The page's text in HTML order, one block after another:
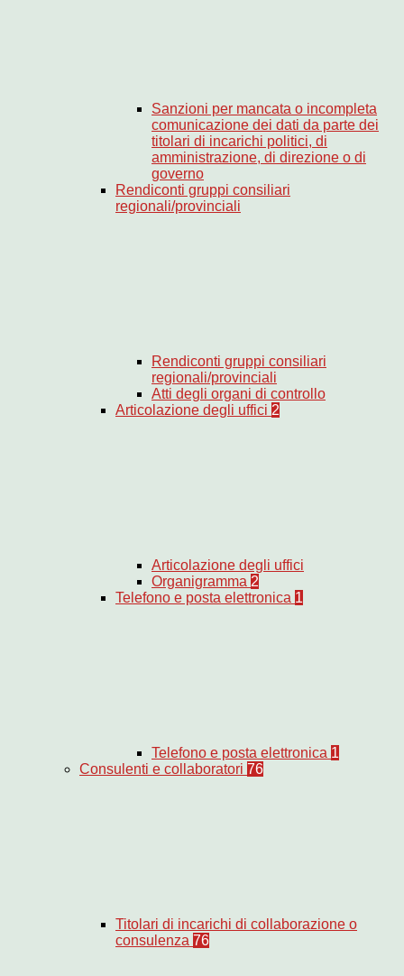
Sanzioni per mancata o incompleta
comunicazione dei dati da parte dei
titolari di incarichi politici, di
amministrazione, di direzione o di
governo
Rendiconti gruppi consiliari
regionali/provinciali
Rendiconti gruppi consiliari
regionali/provinciali
Atti degli organi di controllo
Articolazione degli uffici 2
Articolazione degli uffici
Organigramma 2
Telefono e posta elettronica 1
Telefono e posta elettronica 1
Consulenti e collaboratori 76
Titolari di incarichi di collaborazione o
consulenza 76